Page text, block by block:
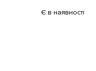
Є в наявності